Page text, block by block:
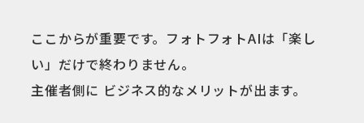
ここからが重要です。フォトフォトAIは「楽し
い」だけで終わりません。
主催者側に ビジネス的なメリットが出ます。